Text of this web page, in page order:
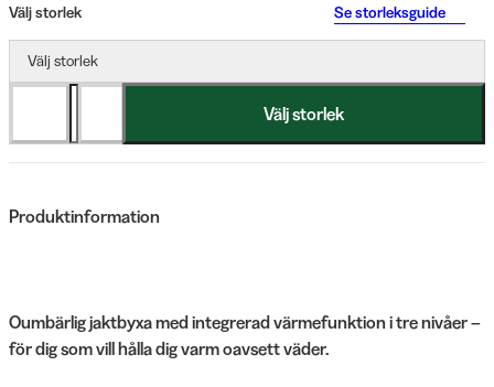
Välj storlek Se storleksguide
Välj storlek
Välj storlek
Produktinformation
Oumbärlig jaktbyxa med integrerad värmefunktion i tre nivåer –
för dig som vill hålla dig varm oavsett väder.